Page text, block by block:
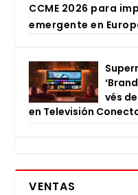
CCME 2026 para
emer­gen­te en
vés
en Tele­vi­sión
VENTAS